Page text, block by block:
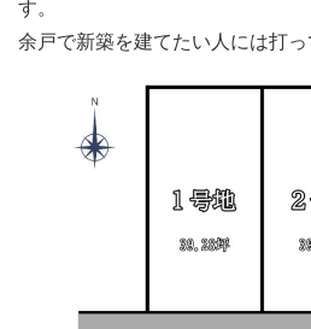
す。
余戸で新築を建てたい人には打